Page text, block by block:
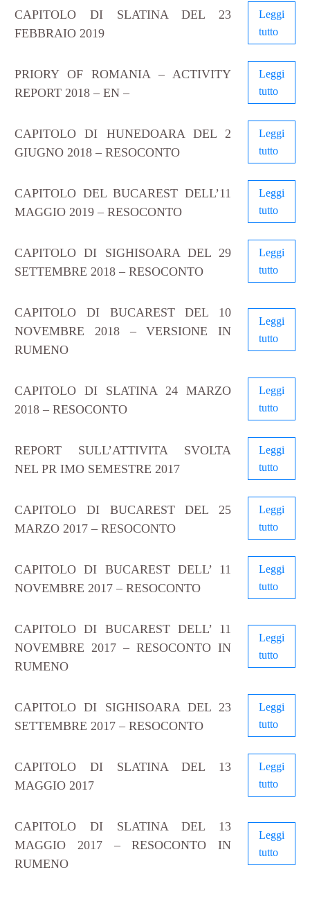
CAPITOLO DI SLATINA DEL 23
FEBBRAIO 2019
Leggi
tutto
PRIORY OF ROMANIA – ACTIVITY
REPORT 2018 – EN –
Leggi
tutto
CAPITOLO DI HUNEDOARA DEL 2
GIUGNO 2018 – RESOCONTO
Leggi
tutto
CAPITOLO DEL BUCAREST DELL’11
MAGGIO 2019 – RESOCONTO
Leggi
tutto
CAPITOLO DI SIGHISOARA DEL 29
SETTEMBRE 2018 – RESOCONTO
Leggi
tutto
CAPITOLO DI BUCAREST DEL 10
NOVEMBRE 2018 – VERSIONE IN
RUMENO
Leggi
tutto
CAPITOLO DI SLATINA 24 MARZO
2018 – RESOCONTO
Leggi
tutto
REPORT SULL’ATTIVITA SVOLTA
NEL PR IMO SEMESTRE 2017
Leggi
tutto
CAPITOLO DI BUCAREST DEL 25
MARZO 2017 – RESOCONTO
Leggi
tutto
CAPITOLO DI BUCAREST DELL’ 11
NOVEMBRE 2017 – RESOCONTO
Leggi
tutto
CAPITOLO DI BUCAREST DELL’ 11
NOVEMBRE 2017 – RESOCONTO IN
RUMENO
Leggi
tutto
CAPITOLO DI SIGHISOARA DEL 23
SETTEMBRE 2017 – RESOCONTO
Leggi
tutto
CAPITOLO DI SLATINA DEL 13
MAGGIO 2017
Leggi
tutto
CAPITOLO DI SLATINA DEL 13
MAGGIO 2017 – RESOCONTO IN
RUMENO
Leggi
tutto